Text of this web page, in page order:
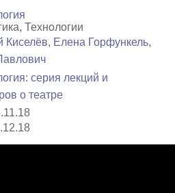
Технологии
Киселёв, Елена Горфункель,
серия лекций и
о театре